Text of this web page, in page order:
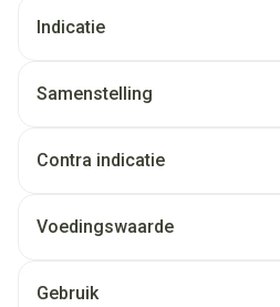
Indicatie
Samenstelling
Contra indicatie
Voedingswaarde
Gebruik